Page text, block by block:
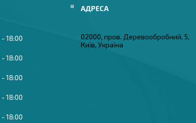
18:00
18:00
18:00
18:00
18:00
02000, пров. Деревообробний, 5,
Київ, Україна